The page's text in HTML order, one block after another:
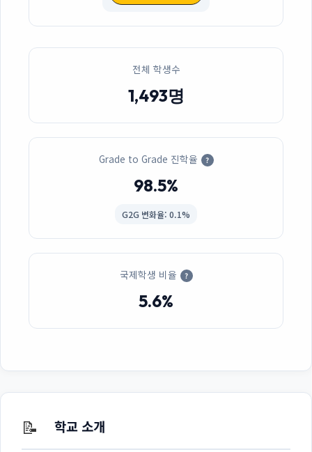
전체 학생수
1,493명
Grade to Grade 진학율 ?
98.5%
G2G 변화율: 0.1%
국제학생 비율 ?
5.6%
📝 학교 소개